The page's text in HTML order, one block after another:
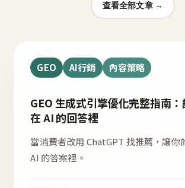
查看全部文章 →
GEO AI行銷 內容策略
GEO 生成式引擎優化完整指南
在 AI 的回答裡
當消費者改用 ChatGPT 找推薦，讓你
AI 的答案裡。